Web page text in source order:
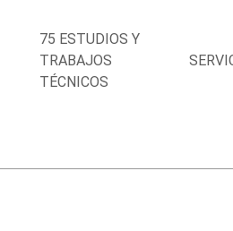
75 ESTUDIOS Y
TRABAJOS
TÉCNICOS